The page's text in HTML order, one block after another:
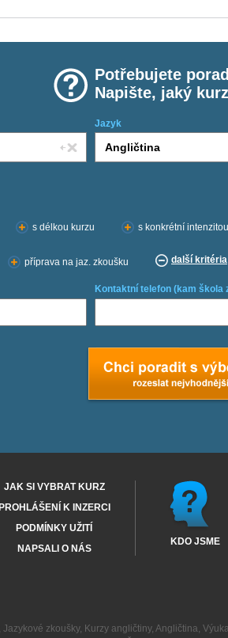
Potřebujete
Napište, jaký
Jazyk
s délkou kurzu s konkrétní
příprava na jaz. zkoušku další kritéria
Kontaktní telefon (kam škola
JAK SI VYBRAT KURZ
PROHLÁŠENÍ K INZERCI
PODMÍNKY UŽITÍ
NAPSALI O NÁS
KDO JSME
Jazykové zkoušky, Kurzy angličtiny, Angličtina,